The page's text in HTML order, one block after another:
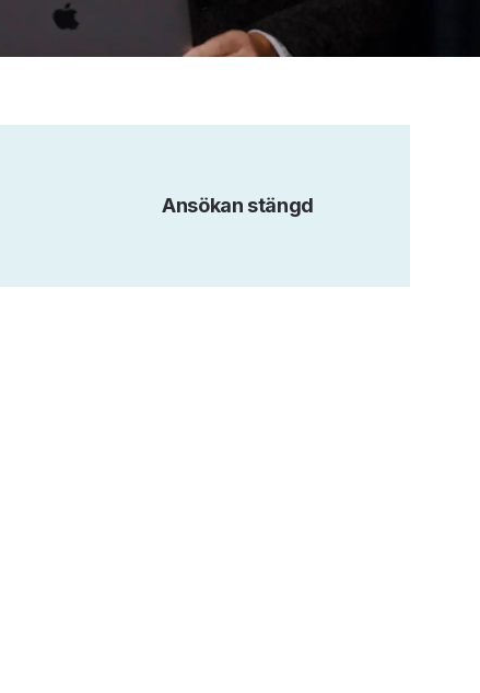
Ansökan stängd